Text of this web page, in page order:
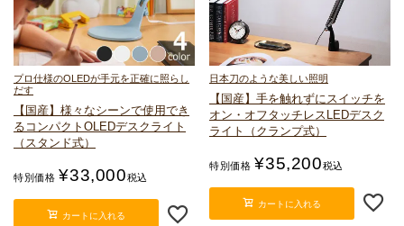
プロ仕様のOLEDが手元を正確に照らし
だす
【国産】様々なシーンで使用でき
る コンパクトOLEDデスクライト
（スタンド式）
特別価格 ¥33,000税込
カートに入れる
日本刀のような美しい照明
【国産】手を触れずにスイッチを
オン・オフタッチレスLEDデスク
ライト（クランプ式）
特別価格 ¥35,200税込
カートに入れる